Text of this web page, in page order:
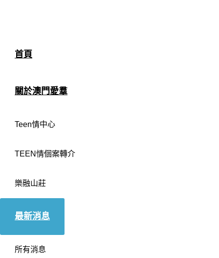
首頁
關於澳門愛羣
Teen情中心
TEEN情個案轉介
樂融山莊
最新消息
所有消息